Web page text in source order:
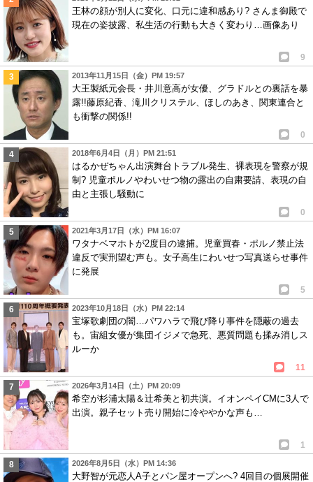
王林の顔が別人に変化、口元に違和感あり? さんま御殿で
現在の姿披露、私生活の行動も大きく変わり…画像あり
9
2013年11月15日（金）PM 19:57
大王製紙元会長・井川意高が女優、グラドルとの裏話を暴
露!!藤原紀香、滝川クリステル、ほしのあき、関東連合と
も衝撃の関係!!
0
2018年6月4日（月）PM 21:51
はるかぜちゃん出演舞台トラブル発生、裸表現を警察が規
制? 児童ポルノやわいせつ物の露出の自粛要請、表現の自
由と主張し騒動に
0
2021年3月17日（水）PM 16:07
ワタナベマホトが2度目の逮捕。児童買春・ポルノ禁止法
違反で実刑望む声も。女子高生にわいせつ写真送らせ事件
に発展
5
2023年10月18日（水）PM 22:14
宝塚歌劇団の闇…パワハラで飛び降り事件を隠蔽の過去
も。宙組女優が集団イジメで急死、悪質問題も揉み消しス
ルーか
11
2026年3月14日（土）PM 20:09
希空が杉浦太陽＆辻希美と初共演。イオンペイCMに3人で
出演。親子セット売り開始に冷ややかな声も…
1
2026年8月5日（水）PM 14:36
大野智が元恋人A子とパン屋オープンへ? 4回目の個展開催